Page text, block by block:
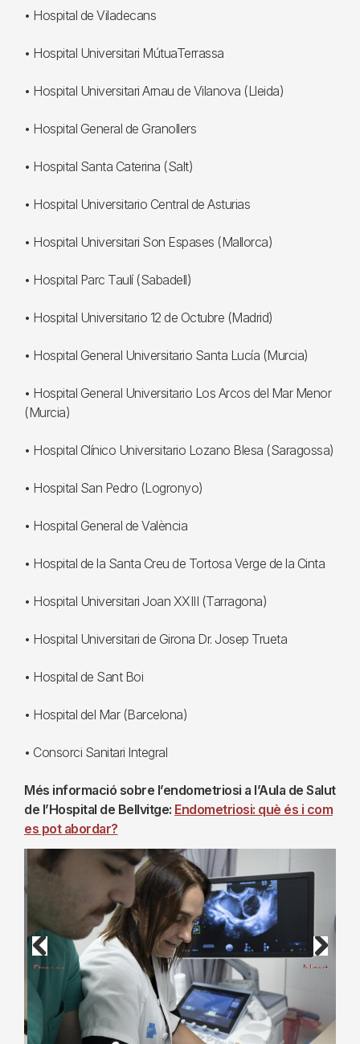
• Hospital de Viladecans
• Hospital Universitari MútuaTerrassa
• Hospital Universitari Arnau de Vilanova (Lleida)
• Hospital General de Granollers
• Hospital Santa Caterina (Salt)
• Hospital Universitario Central de Asturias
• Hospital Universitari Son Espases (Mallorca)
• Hospital Parc Taulí (Sabadell)
• Hospital Universitario 12 de Octubre (Madrid)
• Hospital General Universitario Santa Lucía (Murcia)
• Hospital General Universitario Los Arcos del Mar Menor
(Murcia)
• Hospital Clínico Universitario Lozano Blesa (Saragossa)
• Hospital San Pedro (Logronyo)
• Hospital General de València
• Hospital de la Santa Creu de Tortosa Verge de la Cinta
• Hospital Universitari Joan XXIII (Tarragona)
• Hospital Universitari de Girona Dr. Josep Trueta
• Hospital de Sant Boi
• Hospital del Mar (Barcelona)
• Consorci Sanitari Integral
Més informació sobre l’endometriosi a l’Aula de Salut
de l’Hospital de Bellvitge: Endometriosi: què és i com
es pot abordar?
Previous Next